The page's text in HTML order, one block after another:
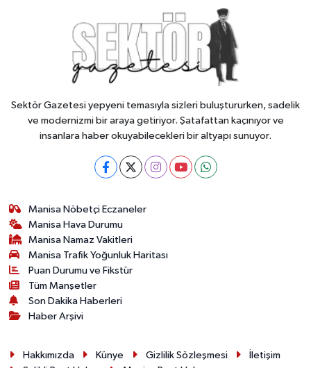
Sektör Gazetesi yepyeni temasıyla sizleri buluştururken, sadelik
ve modernizmi bir araya getiriyor. Şatafattan kaçınıyor ve
insanlara haber okuyabilecekleri bir altyapı sunuyor.
Manisa Nöbetçi Eczaneler
Manisa Hava Durumu
Manisa Namaz Vakitleri
Manisa Trafik Yoğunluk Haritası
Puan Durumu ve Fikstür
Tüm Manşetler
Son Dakika Haberleri
Haber Arşivi
Hakkımızda Künye Gizlilik Sözleşmesi
İletişim